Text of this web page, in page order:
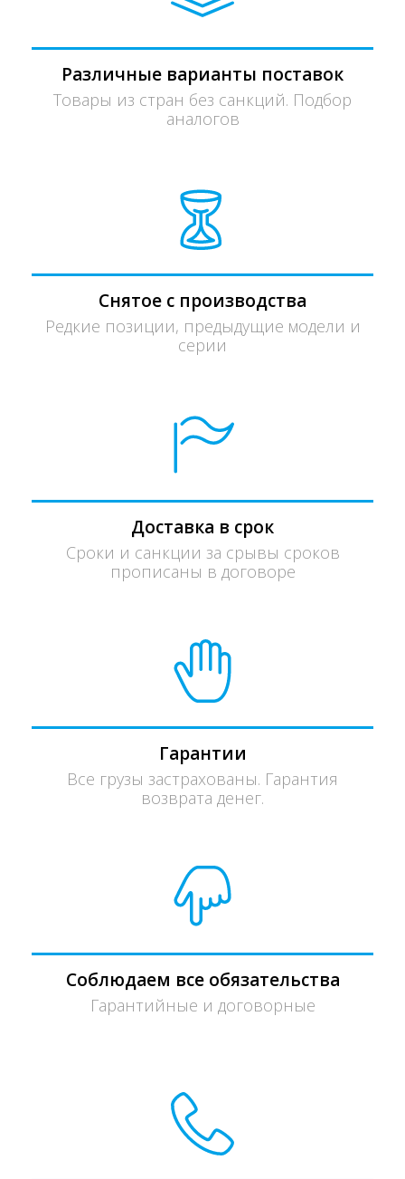
Различные варианты поставок
Товары из стран без санкций. Подбор
аналогов
Снятое с производства
Редкие позиции, предыдущие модели и
серии
Доставка в срок
Сроки и санкции за срывы сроков
прописаны в договоре
Гарантии
Все грузы застрахованы. Гарантия
возврата денег.
Соблюдаем все обязательства
Гарантийные и договорные